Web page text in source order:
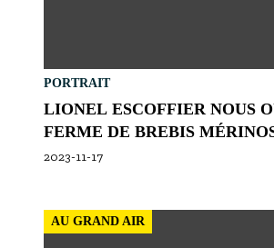
PORTRAIT
LIONEL ESCOFFIER NOUS
FERME DE BREBIS
TRÈS MIGNON !)
2023-11-17
AU GRAND AIR